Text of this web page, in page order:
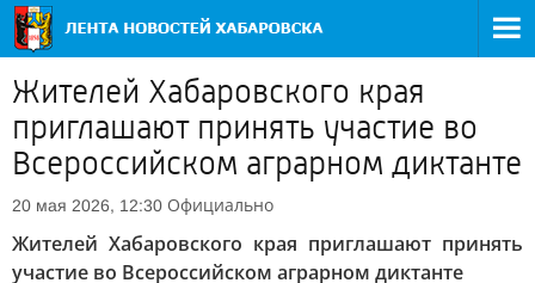
Жителей Хабаровского края
приглашают принять участие во
Всероссийском аграрном диктанте
20 мая 2026, 12:30 Официально
Жителей Хабаровского края приглашают принять
участие во Всероссийском аграрном диктанте